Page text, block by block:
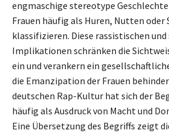
engmaschige stereotype
Frauen häufig als Huren, Nutten oder
klassifizieren. Diese rassistischen
Implikationen schränken die
ein und verankern ein
die Emanzipation der Frauen
deutschen Rap-Kultur hat sich der
häufig als Ausdruck von Macht und
Eine Übersetzung des Begriffs zeigt